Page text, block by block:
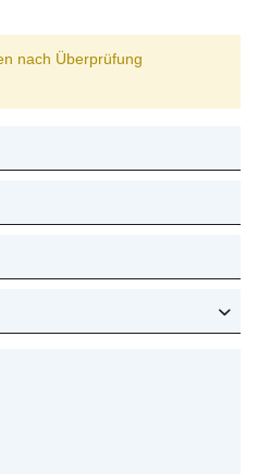
nach Überprüfung